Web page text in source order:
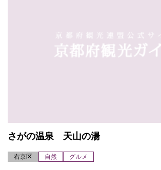
さがの温泉 天山の湯
右京区 自然 グルメ